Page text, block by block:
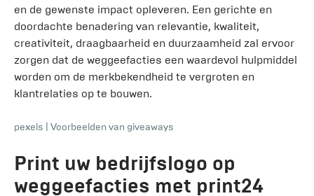
en de gewenste impact opleveren. Een gerichte en
doordachte benadering van relevantie, kwaliteit,
creativiteit, draagbaarheid en duurzaamheid zal ervoor
zorgen dat de weggeefacties een waardevol hulpmiddel
worden om de merkbekendheid te vergroten en
klantrelaties op te bouwen.
pexels Voorbeelden van giveaways
Print uw bedrijfslogo op
weggeefacties met print24